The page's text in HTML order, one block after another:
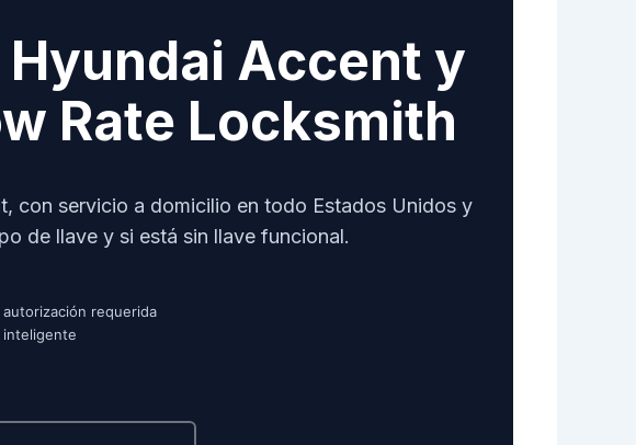
Hyundai Accent y
Rate Locksmith
con servicio a domicilio en todo Estados Unidos y
de llave y si está sin llave funcional.
requerida
inteligente